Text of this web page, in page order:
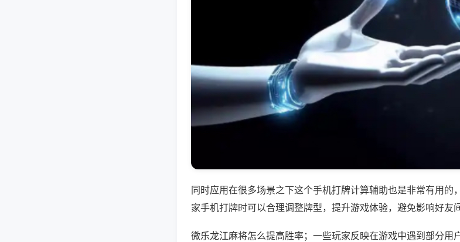
同时应用在很多场景之下这个手机打牌计算辅助也是非常有用的
家手机打牌时可以合理调整牌型，提升游戏体验，避免影响好友
微乐龙江麻将怎么提高胜率；一些玩家反映在游戏中遇到部分用